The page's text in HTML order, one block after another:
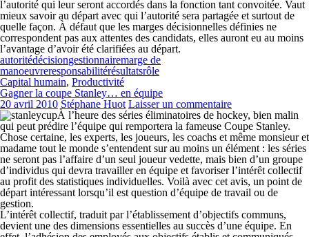
l’autorité qui leur seront accordés dans la fonction tant convoitée. Vaut
mieux savoir au départ avec qui l’autorité sera partagée et surtout de
quelle façon. À défaut que les marges décisionnelles définies ne
correspondent pas aux attentes des candidats, elles auront eu au moins
l’avantage d’avoir été clarifiées au départ.
autoritédécisiongestionnairemarge de
manoeuvreresponsabilitérésultatsrôle
Capital humain, Productivité
Gagner la coupe Stanley… en équipe
20 avril 2010 Stéphane Huot Laisser un commentaire
À l’heure des séries éliminatoires de hockey, bien malin
qui peut prédire l’équipe qui remportera la fameuse Coupe Stanley.
Chose certaine, les experts, les joueurs, les coachs et même monsieur et
madame tout le monde s’entendent sur au moins un élément : les séries
ne seront pas l’affaire d’un seul joueur vedette, mais bien d’un groupe
d’individus qui devra travailler en équipe et favoriser l’intérêt collectif
au profit des statistiques individuelles. Voilà avec cet avis, un point de
départ intéressant lorsqu’il est question d’équipe de travail ou de
gestion.
L’intérêt collectif, traduit par l’établissement d’objectifs communs,
devient une des dimensions essentielles au succès d’une équipe. En